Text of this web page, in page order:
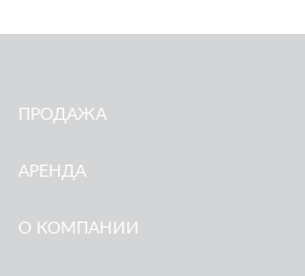
ПРОДАЖА
АРЕНДА
О КОМПАНИИ